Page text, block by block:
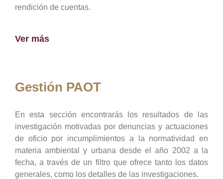
rendición de cuentas.
Ver más
Gestión PAOT
En esta sección encontrarás los resultados de las
investigación motivadas por denuncias y actuaciones
de oficio por incumplimientos a la normatividad en
materia ambiental y urbana desde el año 2002 a la
fecha, a través de un filtro que ofrece tanto los datos
generales, como los detalles de las investigaciones.